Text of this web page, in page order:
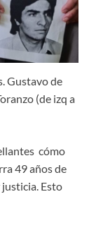
Gustavo de
(de izq a
cómo
49 años de
Esto